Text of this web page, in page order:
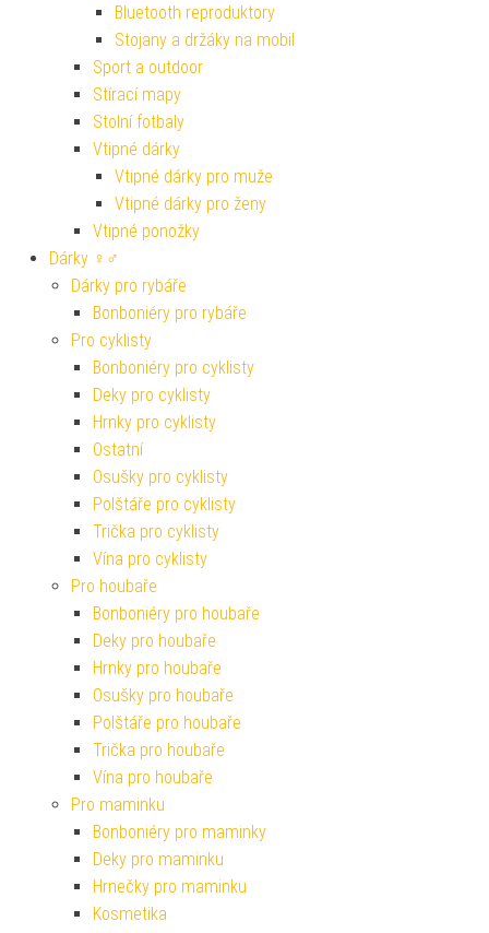
Bluetooth reproduktory
Stojany a držáky na mobil
Sport a outdoor
Stírací mapy
Stolní fotbaly
Vtipné dárky
Vtipné dárky pro muže
Vtipné dárky pro ženy
Vtipné ponožky
Dárky ♀♂
Dárky pro rybáře
Bonboniéry pro rybáře
Pro cyklisty
Bonboniéry pro cyklisty
Deky pro cyklisty
Hrnky pro cyklisty
Ostatní
Osušky pro cyklisty
Polštáře pro cyklisty
Trička pro cyklisty
Vína pro cyklisty
Pro houbaře
Bonboniéry pro houbaře
Deky pro houbaře
Hrnky pro houbaře
Osušky pro houbaře
Polštáře pro houbaře
Trička pro houbaře
Vína pro houbaře
Pro maminku
Bonboniéry pro maminky
Deky pro maminku
Hrnečky pro maminku
Kosmetika